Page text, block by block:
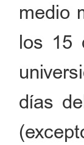
medio
los 15
días